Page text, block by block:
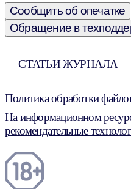
Сообщить об опечатке
Обращение в
СТАТЬИ ЖУРНАЛА
Политика обработки
На информационном
рекомендательные